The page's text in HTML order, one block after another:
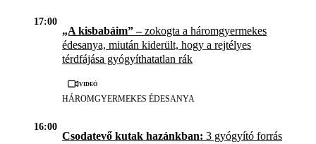
17:00
„A kisbabáim” –zokogta a háromgyermekes
édesanya, miután kiderült, hogy a rejtélyes
térdfájása gyógyíthatatlan rák
Videó
HÁROMGYERMEKES ÉDESANYA
16:00
Csodatevő kutak hazánkban: 3 gyógyító forrás